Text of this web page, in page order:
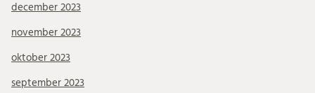
december 2023
november 2023
oktober 2023
september 2023